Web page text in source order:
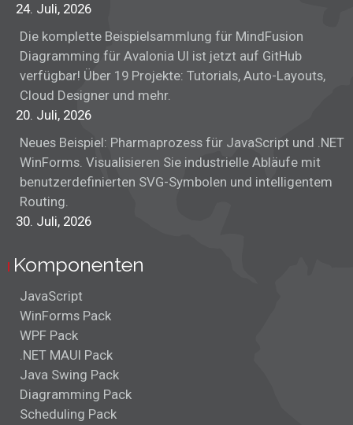
24. Juli, 2026
Die komplette Beispielsammlung für MindFusion
Diagramming für Avalonia UI ist jetzt auf GitHub
verfügbar! Über 19 Projekte: Tutorials, Auto-Layouts,
Cloud Designer und mehr.
20. Juli, 2026
Neues Beispiel: Pharmaprozess für JavaScript und .NET
WinForms. Visualisieren Sie industrielle Abläufe mit
benutzerdefinierten SVG-Symbolen und intelligentem
Routing.
30. Juli, 2026
Komponenten
JavaScript
WinForms Pack
WPF Pack
.NET MAUI Pack
Java Swing Pack
Diagramming Pack
Scheduling Pack